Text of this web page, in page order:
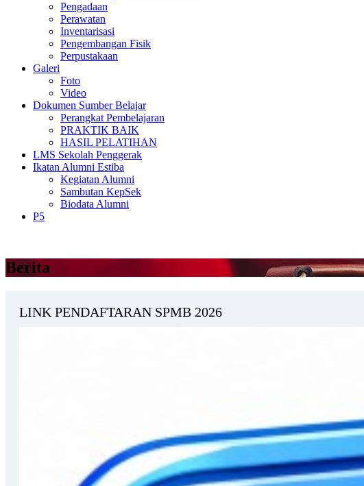
Pengadaan
Perawatan
Inventarisasi
Pengembangan Fisik
Perpustakaan
Galeri
Foto
Video
Dokumen Sumber Belajar
Perangkat Pembelajaran
PRAKTIK BAIK
HASIL PELATIHAN
LMS Sekolah Penggerak
Ikatan Alumni Estiba
Kegiatan Alumni
Sambutan KepSek
Biodata Alumni
P5
Berita
LINK PENDAFTARAN SPMB 2026